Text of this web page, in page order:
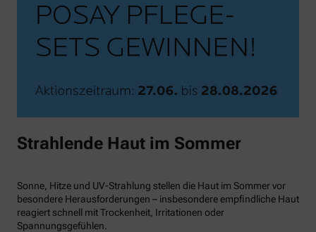
Strahlende Haut im Sommer
Sonne, Hitze und UV-Strahlung stellen die Haut im Sommer vor
besondere Herausforderungen – insbesondere empfindliche Haut
reagiert schnell mit Trockenheit, Irritationen oder
Spannungsgefühlen.